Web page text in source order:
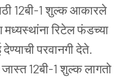
12बी-1 शुल्क आकारले
रिटेल फंडच्या
परवानगी देते.
12बी-1 शुल्क लागतो